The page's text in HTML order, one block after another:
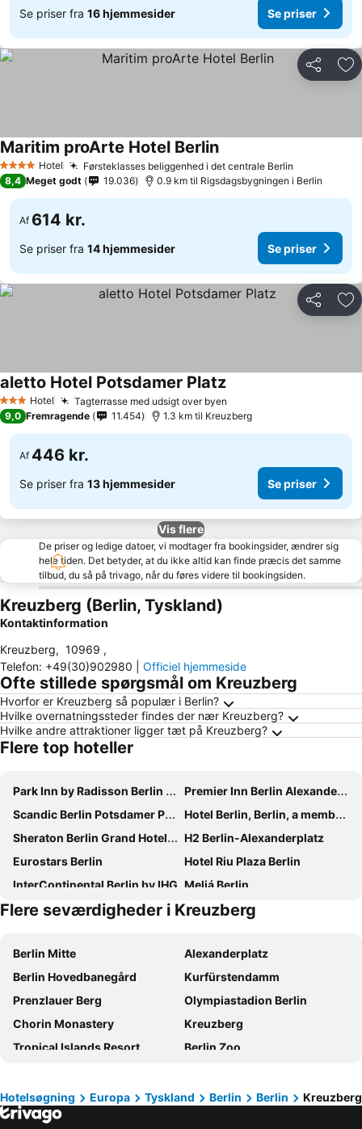
Se priser fra 16 hjemmesider Se priser
Del
4 StjernerHotel Førsteklasses beliggenhed i det centrale Berlin
Maritim proArte Hotel Berlin
8,4 Meget godt 19.036 0.9 km til Rigsdagsbygningen i Berlin
Af 614 kr.
Se priser fra 14 hjemmesider Se priser
Del
3 StjernerHotel Tagterrasse med udsigt over byen
aletto Hotel Potsdamer Platz
9,0 Fremragende 11.454 1.3 km til Kreuzberg
Af 446 kr.
Se priser fra 13 hjemmesider Se priser
Vis flere
De priser og ledige datoer, vi modtager fra bookingsider, ændrer sig
hele tiden. Det betyder, at du ikke altid kan finde præcis det samme
tilbud, du så på trivago, når du føres videre til bookingsiden.
Kreuzberg (Berlin, Tyskland)
Kontaktinformation
Kreuzberg, 10969 ,
Telefon: +49(30)902980 Officiel hjemmeside
Ofte stillede spørgsmål om Kreuzberg
Hvorfor er Kreuzberg så populær i Berlin?
Hvilke overnatningssteder findes der nær Kreuzberg?
Hvilke andre attraktioner ligger tæt på Kreuzberg?
Flere top hoteller
Park Inn by Radisson Berlin Alexanderplatz
Premier Inn Berlin Alexanderplatz hotel
Scandic Berlin Potsdamer Platz
Hotel Berlin, Berlin, a member of Radisson Individuals
Sheraton Berlin Grand Hotel Esplanade
H2 Berlin-Alexanderplatz
Eurostars Berlin
Hotel Riu Plaza Berlin
InterContinental Berlin by IHG Meliá Berlin
Hilton Berlin
Maritim proArte Hotel Berlin
SANA Berlin Hotel
Radisson Collection Hotel, Berlin
Pullman Berlin Schweizerhof
Scandic Berlin Kurfürstendamm
Novotel Suites Berlin City Potsdamer Platz
NH Berlin Alexanderplatz
Hampton by Hilton Berlin City Centre Alexanderplatz
MEININGER Hotel Berlin Tiergarten
Titanic Comfort Mitte
IntercityHotel Berlin Hauptbahnhof
Dorint Kurfürstendamm Berlin
Wyndham Garden Berlin Mitte
MEININGER Hotel Berlin East Side Gallery
Flere seværdigheder i Kreuzberg
Berlin Mitte
Alexanderplatz
Berlin Hovedbanegård
Kurfürstendamm
Prenzlauer Berg
Olympiastadion Berlin
Chorin Monastery
Kreuzberg
Tropical Islands Resort
Berlin Zoo
Brandenburger Tor
Uber Arena
Potsdamer Platz
Hotelsøgning Europa Tyskland Berlin Berlin Kreuzberg